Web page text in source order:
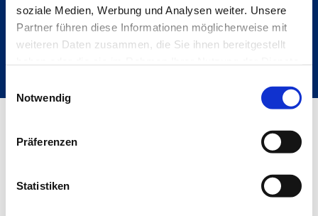
soziale Medien, Werbung und Analysen weiter. Unsere
Partner führen diese Informationen möglicherweise mit
weiteren Daten zusammen, die Sie ihnen bereitgestellt
Notwendig
Präferenzen
Statistiken
Ressourcen
Folge uns
Metabar